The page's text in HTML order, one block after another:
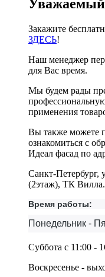
Закажите
ЗДЕСЬ!
Наш менеджер
для Вас время.
Мы будем рады
применения
Вы также можете
ознакомиться с
Идеал фасад по
Санкт-Петербург,
(2этаж), ТК Вилла.
Время работы:
Понедельник -
Суббота с 11:00 -
Воскресенье -